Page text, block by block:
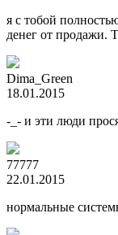
я с тобой
денег от продажи.
Dima_Green
18.01.2015
-_- и эти люди
77777
22.01.2015
нормальные